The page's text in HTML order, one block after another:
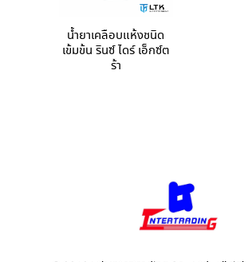
น้ำยาเคลือบแห้งชนิด
เข้มข้น รินซ์ ไดร์ เอ็กซ์ต
ร้า